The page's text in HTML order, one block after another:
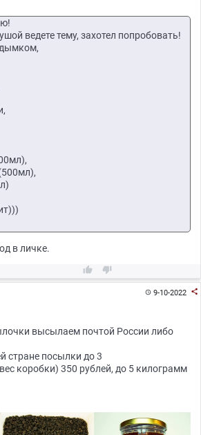
ведете тему, захотел попробовать!
в личке.
 
9-10-2022 
высылаем почтой России либо
стране посылки до 3
коробки) 350 рублей, до 5 килограмм